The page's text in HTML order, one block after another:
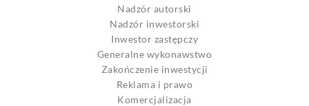
Nadzór autorski
Nadzór inwestorski
Inwestor zastępczy
Generalne wykonawstwo
Zakończenie inwestycji
Reklama i prawo
Komercjalizacja